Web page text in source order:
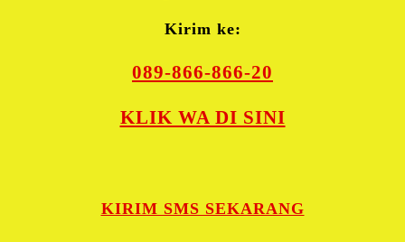
Kirim ke:
089-866-866-20
KLIK WA DI SINI
KIRIM SMS SEKARANG